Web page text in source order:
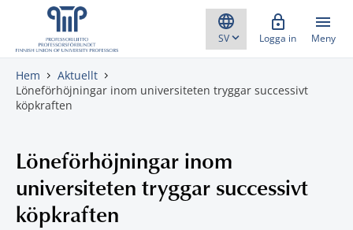
Gå direkt till innehåll
Logga in Meny
Hem
Aktuellt
Löneförhöjningar inom universiteten tryggar successivt
köpkraften
Löneförhöjningar inom
universiteten tryggar successivt
köpkraften